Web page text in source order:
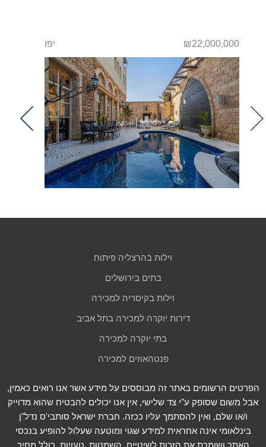
₪22,000,000 יפו
וילות בהרצליה פיתוח
בתים בירושלים
וילות בקיסריה למכירה
דירות יוקרה למכירה בתל אביב
בתי יוקרה למכירה
פנטהאוזים למכירה
הפרטים הרשומים באתר זה מבוססים על מידע אשר אנו רואים כאמין,
אבל משום שסופק ע"י צד שלישי, אין אנו יכולים להבטיח שהוא מדוייק
ו/או שלם, ואין להסתמך עליו ככזה. חברת ישראל סותבי'ס נדל"ן
בינלאומי אינה אחראית למידע שגוי ומוטעה שעלול להופיע בנכסי
האתר ושומרת את הזכות לשינויים, השמטות, טעויות, כולל מחיר